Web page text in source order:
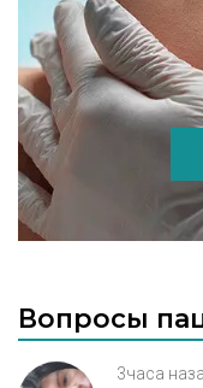
Вопросы
3часа